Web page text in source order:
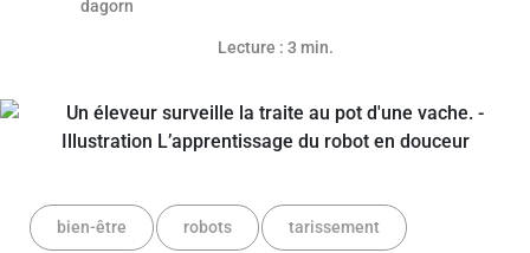
Lecture : 3 min.
bien-être robots tarissement